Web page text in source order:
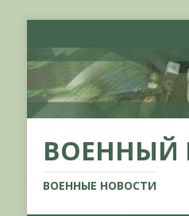
ВОЕННЫЙ
ВОЕННЫЕ НОВОСТИ